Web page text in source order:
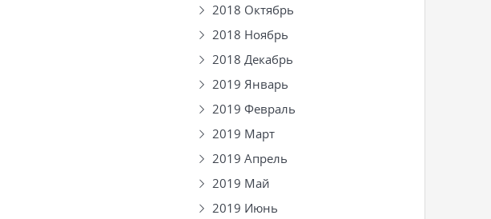
2018 Октябрь
2018 Ноябрь
2018 Декабрь
2019 Январь
2019 Февраль
2019 Март
2019 Апрель
2019 Май
2019 Июнь